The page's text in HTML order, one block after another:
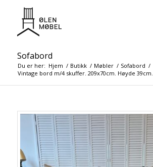
Sofabord
Du er her: Hjem / Butikk / Møbler / Sofabord /
Vintage bord m/4 skuffer. 209x70cm. Høyde 39cm.